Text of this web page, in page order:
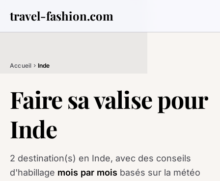
travel-fashion.com
Accueil chevron_right Inde
Faire sa valise pour
Inde
2 destination(s) en Inde, avec des conseils
d'habillage mois par mois basés sur la météo